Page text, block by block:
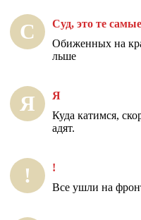
С Суд, это те
Обиженных на
льше
Я Я
Куда катимся,
адят.
! !
Все ушли на